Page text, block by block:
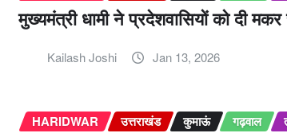
मुख्यमंत्री धामी ने प्रदेशवासियों को दी
Kailash Joshi Jan 13, 2026
HARIDWAR उत्तराखंड कुमाऊं गढ़वाल